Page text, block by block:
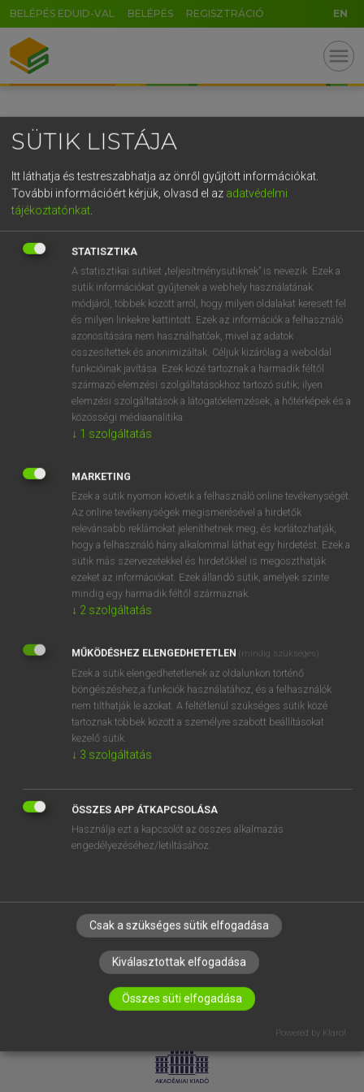
BELÉPÉS EDUID-VAL BELÉPÉS REGISZTRÁCIÓ EN
menu
OOOOPS!
SZOTAR.NET APPLIKÁCIÓ
MICROSOFT OFFICE BŐVÍTMÉNY
BEÉPÜLŐ SZÓTÁRMODUL
ONLINE NYELVVIZSGA
EGYÉNI FELHASZNÁLÓKNAK
TANULÓKNAK
OKTATÁSI INTÉZMÉNYEKNEK
VÁLLALATI MEGOLDÁSOK
RÓLUNK
ELÉRHETŐSÉG
SÜTI BEÁLLÍTÁSOK
LICENCSZERZŐDÉS ADATVÉDELEM
SÜTIK LISTÁJA
Itt láthatja és testreszabhatja az önről gyűjtött információkat.
További információért kérjük, olvasd el az adatvédelmi
tájékoztatónkat
STATISZTIKA
A statisztikai sütiket „teljesítménysütiknek” is nevezik. Ezek a
sütik információkat gyűjtenek a webhely használatának
módjáról, többek között arról, hogy milyen oldalakat keresett fel
és milyen linkekre kattintott. Ezek az információk a felhasználó
azonosítására nem használhatóak, mivel az adatok
összesítettek és anonimizáltak. Céljuk kizárólag a weboldal
funkcióinak javítása. Ezek közé tartoznak a harmadik féltől
származó elemzési szolgáltatásokhoz tartozó sütik; ilyen
elemzési szolgáltatások a látogatóelemzések, a hőtérképek és a
közösségi médiaanalitika.
↓ 1 szolgáltatás
MARKETING
Ezek a sütik nyomon követik a felhasználó online tevékenységét.
Az online tevékenységek megismerésével a hirdetők
relevánsabb reklámokat jeleníthetnek meg, és korlátozhatják,
hogy a felhasználó hány alkalommal láthat egy hirdetést. Ezek a
sütik más szervezetekkel és hirdetőkkel is megoszthatják
ezeket az információkat. Ezek állandó sütik, amelyek szinte
mindig egy harmadik féltől származnak.
↓ 2 szolgáltatás
MŰKÖDÉSHEZ ELENGEDHETETLEN (mindig szükséges)
Ezek a sütik elengedhetetlenek az oldalunkon történő
böngészéshez,a funkciók használatához, és a felhasználók
nem tilthatják le azokat. A feltétlenül szükséges sütik közé
tartoznak többek között a személyre szabott beállításokat
kezelő sütik.
↓ 3 szolgáltatás
ÖSSZES APP ÁTKAPCSOLÁSA
Használja ezt a kapcsolót az összes alkalmazás
engedélyezéséhez/letiltásához.
Csak a szükséges sütik elfogadása
Kiválasztottak elfogadása
Összes süti elfogadása
Powered by Klaro!
GR
5
g h j k l
v b n m , . - AltGr